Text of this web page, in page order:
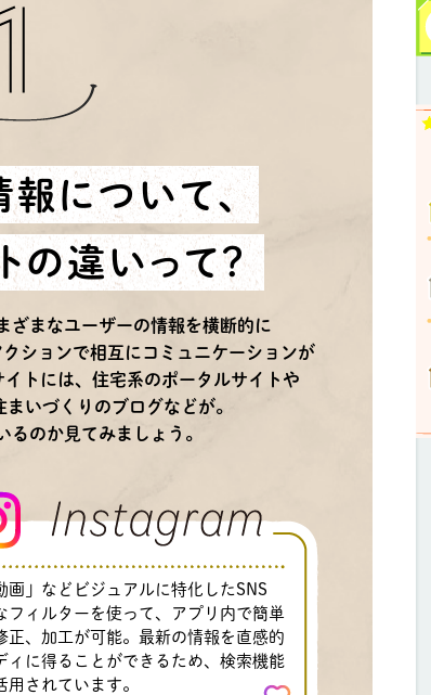
報について、
の違いって？
ざまなユーザーの情報を横断的に
ションで相互にコミュニケーションが
トには、住宅系のポータルサイトや
いづくりのブログなどが。
るのか見てみましょう。
画」などビジュアルに特化したSNS
フィルターを使って、アプリ内で簡単
正、加工が可能。最新の情報を直感的
ィに得ることができるため、検索機能
用されています。